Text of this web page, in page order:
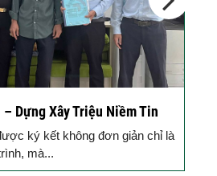
Động Thổ Xây Nhà – Khởi Đầu
Đồng Hành
Mỗi ngôi nhà được khởi công động
gạch xây dựng nên niềm tin của